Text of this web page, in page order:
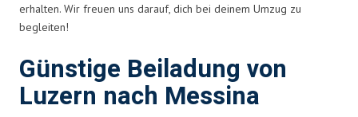
erhalten. Wir freuen uns darauf, dich bei deinem Umzug zu
begleiten!
Günstige Beiladung von
Luzern nach Messina